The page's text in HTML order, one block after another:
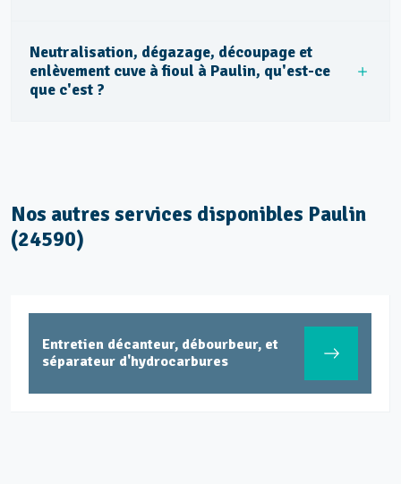
Neutralisation, dégazage, découpage et
enlèvement cuve à fioul à Paulin, qu'est-ce
que c'est ?
Nos autres services disponibles Paulin
(24590)
Entretien décanteur, débourbeur, et
séparateur d'hydrocarbures